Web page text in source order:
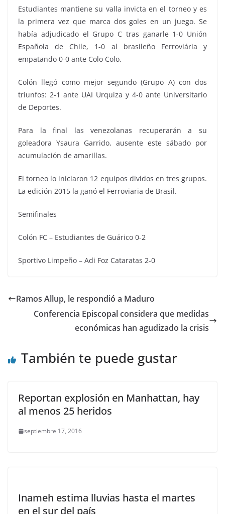
Estudiantes mantiene su valla invicta en el torneo y es
la primera vez que marca dos goles en un juego. Se
había adjudicado el Grupo C tras ganarle 1-0 Unión
Española de Chile, 1-0 al brasileño Ferroviária y
empatando 0-0 ante Colo Colo.
Colón llegó como mejor segundo (Grupo A) con dos
triunfos: 2-1 ante UAI Urquiza y 4-0 ante Universitario
de Deportes.
Para la final las venezolanas recuperarán a su
goleadora Ysaura Garrido, ausente este sábado por
acumulación de amarillas.
El torneo lo iniciaron 12 equipos dividos en tres grupos.
La edición 2015 la ganó el Ferroviaria de Brasil.
Semifinales
Colón FC – Estudiantes de Guárico 0-2
Sportivo Limpeño – Adi Foz Cataratas 2-0
Ramos Allup, le respondió a Maduro
Conferencia Episcopal considera que medidas
económicas han agudizado la crisis
También te puede gustar
Reportan explosión en Manhattan, hay
al menos 25 heridos
septiembre 17, 2016
Inameh estima lluvias hasta el martes
en el sur del país